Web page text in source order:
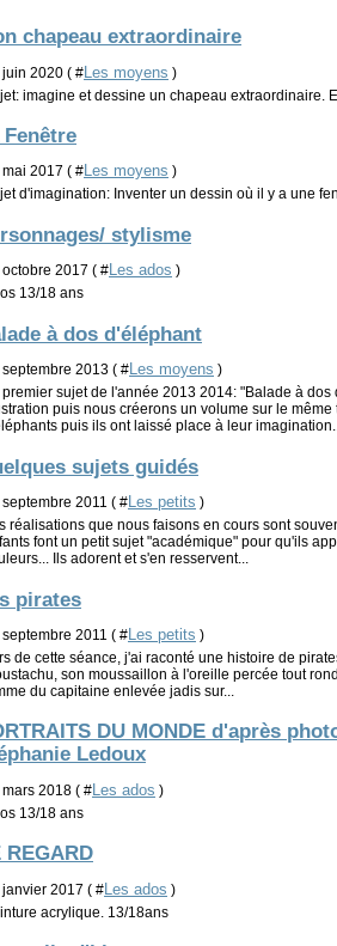
chapeau extraordinaire
2020 ( #Les moyens )
imagine et dessine un chapeau extraordinaire.
Fenêtre
2017 ( #Les moyens )
d'imagination: Inventer un dessin où il y a une
stylisme
2017 ( #Les ados )
13/18 ans
à dos d'éléphant
2013 ( #Les moyens )
premier sujet de l'année 2013 2014: "Balade à
puis nous créerons un volume sur le
puis ils ont laissé place à leur
sujets guidés
septembre 2011 ( #Les petits )
réalisations que nous faisons en cours sont
font un petit sujet "académique" pour qu'ils
Ils adorent et s'en resservent...
pirates
2011 ( # Les petits )
de cette séance, j'ai raconté une histoire de
son moussaillon à l'oreille percée tout
du capitaine enlevée jadis sur...
DU MONDE d'après
Ledoux
2018 ( # Les ados )
13/18 ans
REGARD
2017 ( #Les ados )
acrylique. 13/18ans